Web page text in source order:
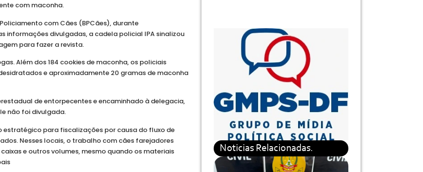
com maconha.
com Cães (BPCães), durante
informações divulgadas, a cadela policial IPA sinalizou
para fazer a revista.
Além dos 184 cookies de maconha, os policiais
e aproximadamente 20 gramas de maconha
de entorpecentes e encaminhado à delegacia,
não foi divulgada.
estratégico para fiscalizações por causa do fluxo de
Nesses locais, o trabalho com cães farejadores
e outros volumes, mesmo quando os materiais
Noticias Relacionadas.